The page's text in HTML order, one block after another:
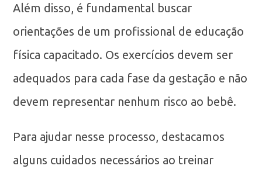
Além disso, é fundamental buscar
orientações de um profissional de educação
física capacitado. Os exercícios devem ser
adequados para cada fase da gestação e não
devem representar nenhum risco ao bebê.
Para ajudar nesse processo, destacamos
alguns cuidados necessários ao treinar